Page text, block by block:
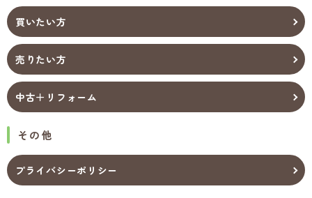
買いたい方
売りたい方
中古＋リフォーム
その他
プライバシーポリシー